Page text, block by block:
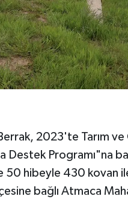
2023'te Tarım ve
Destek Programı"na
50 hibeyle 430 kovan
bağlı Atmaca